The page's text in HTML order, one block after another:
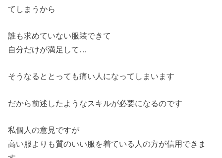
てしまうから
誰も求めていない服装できて
自分だけが満足して…
そうなるととっても痛い人になってしまいます
だから前述したようなスキルが必要になるのです
私個人の意見ですが
高い服よりも質のいい服を着ている人の方が信用できま